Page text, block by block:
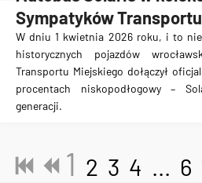
Sympatyków
W dniu 1 kwietnia 2026 roku, i to
historycznych pojazdów
Transportu Miejskiego dołączył
procentach niskopodłogowy –
generacji.
1 2 3 4 ... 6